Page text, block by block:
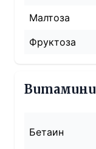
Малтоза
Фруктоза
Витамини
Бетаин